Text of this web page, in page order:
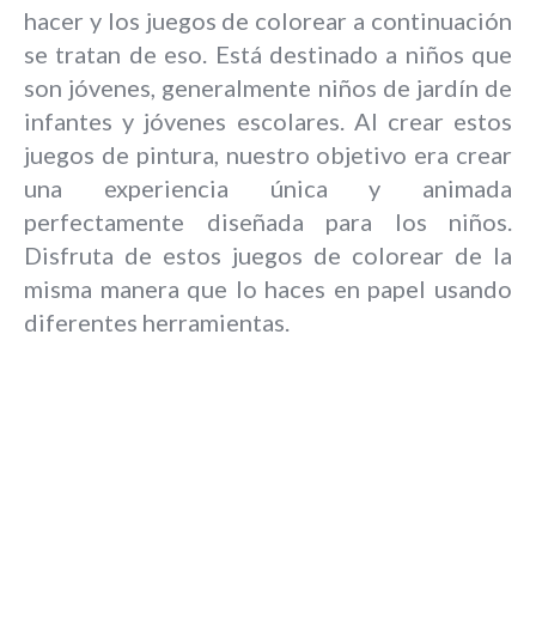
hacer y los juegos de colorear a continuación
se tratan de eso. Está destinado a niños que
son jóvenes, generalmente niños de jardín de
infantes y jóvenes escolares. Al crear estos
juegos de pintura, nuestro objetivo era crear
una experiencia única y animada
perfectamente diseñada para los niños.
Disfruta de estos juegos de colorear de la
misma manera que lo haces en papel usando
diferentes herramientas.